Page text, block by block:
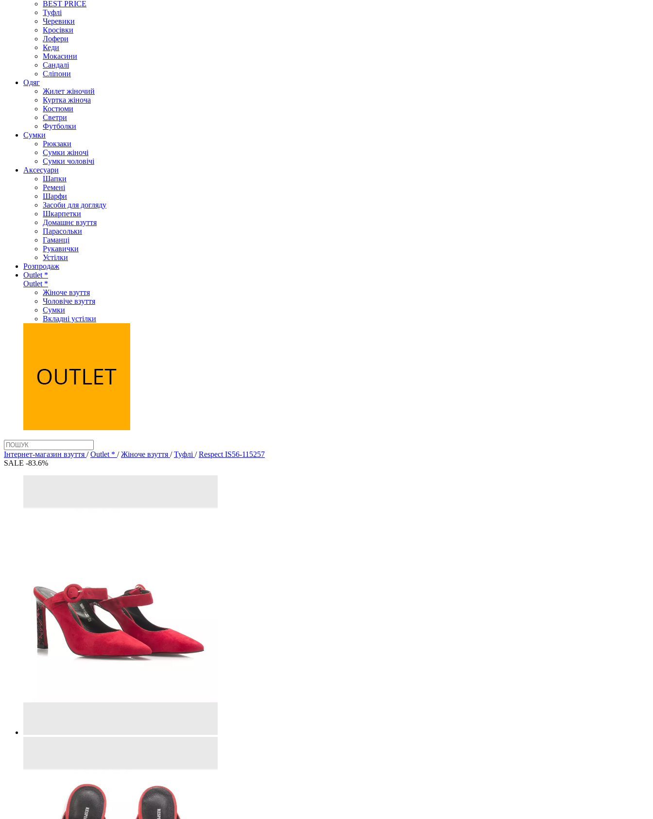
BEST PRICE
Туфлі
Черевики
Кросівки
Лофери
Кеди
Мокасини
Сандалі
Сліпони
Одяг
Жилет жіночий
Куртка жіноча
Костюми
Светри
Футболки
Сумки
Рюкзаки
Сумки жіночі
Сумки чоловічі
Аксеcуари
Шапки
Ремені
Шарфи
Засоби для догляду
Шкарпетки
Домашнє взуття
Парасольки
Гаманці
Рукавички
Устілки
Розпродаж
Outlet *
Outlet *
Жіноче взуття
Чоловіче взуття
Сумки
Вкладні устілки
Інтернет-магазин взуття / Outlet * / Жіноче взуття / Туфлі / Respect IS56-115257
SALE -83.6%